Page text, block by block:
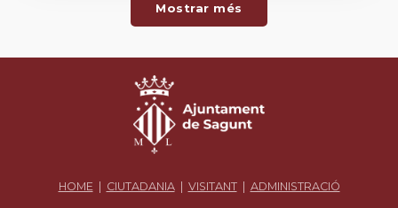
Mostrar més
HOME | CIUTADANIA| VISITANT| ADMINISTRACIÓ